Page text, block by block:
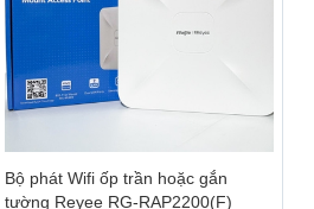
Bộ phát Wifi ốp trần hoặc gắn
tường Reyee RG-RAP2200(F)